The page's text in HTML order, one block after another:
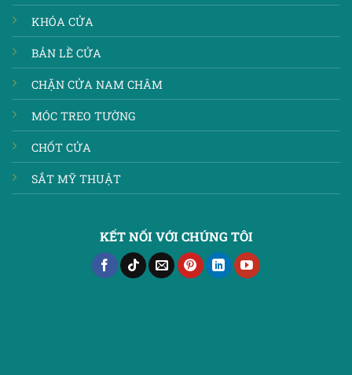
KHÓA CỬA
BẢN LỀ CỬA
CHẶN CỬA NAM CHÂM
MÓC TREO TƯỜNG
CHỐT CỬA
SẮT MỸ THUẬT
KẾT NỐI VỚI CHÚNG TÔI